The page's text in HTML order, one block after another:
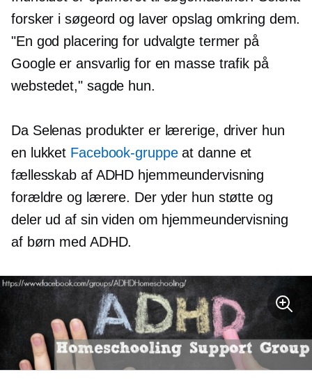
forsker i søgeord og laver opslag omkring dem.
"En god placering for udvalgte termer på
Google er ansvarlig for en masse trafik på
webstedet," sagde hun.
Da Selenas produkter er lærerige, driver hun
en lukket Facebook-gruppeat danne et
fællesskab af ADHD hjemmeundervisning
forældre og lærere. Der yder hun støtte og
deler ud af sin viden om hjemmeundervisning
af børn med ADHD.